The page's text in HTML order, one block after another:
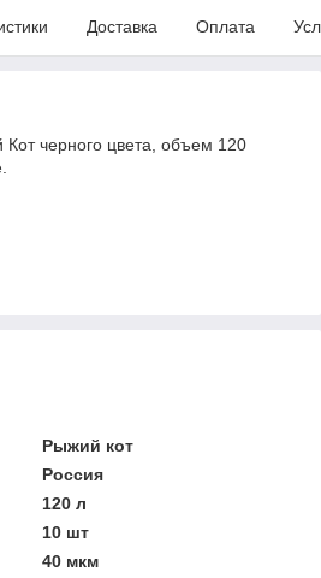
Доставка Оплата
черного цвета, объем 120
Рыжий кот
Россия
120 л
10 шт
40 мкм